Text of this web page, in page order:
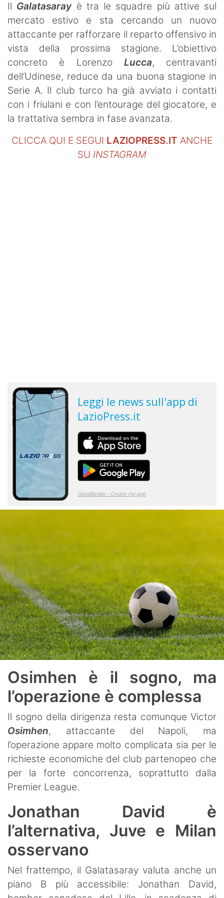
Il Galatasaray è tra le squadre più attive sul
mercato estivo e sta cercando un nuovo
attaccante per rafforzare il reparto offensivo in
vista della prossima stagione. L’obiettivo
concreto è Lorenzo Lucca, centravanti
dell’Udinese, reduce da una buona stagione in
Serie A. Il club turco ha già avviato i contatti
con i friulani e con l’entourage del giocatore, e
la trattativa sembra in fase avanzata.
CLICCA QUI E SEGUI LAZIOPRESS.IT ANCHE
SU INSTAGRAM
Osimhen è il sogno, ma
l’operazione è complessa
Il sogno della dirigenza resta comunque Victor
Osimhen, attaccante del Napoli, ma
l’operazione appare molto complicata sia per le
richieste economiche del club partenopeo che
per la forte concorrenza, soprattutto dalla
Premier League.
Jonathan David è
l’alternativa, Juve e Milan
osservano
Nel frattempo, il Galatasaray valuta anche un
piano B più accessibile: Jonathan David,